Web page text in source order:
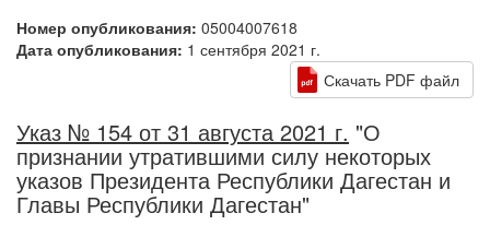
Номер опубликования: 05004007618
Дата опубликования: 1 сентября 2021 г.
Скачать PDF файл
Указ № 154 от 31 августа 2021 г. "О
признании утратившими силу некоторых
указов Президента Республики Дагестан и
Главы Республики Дагестан"